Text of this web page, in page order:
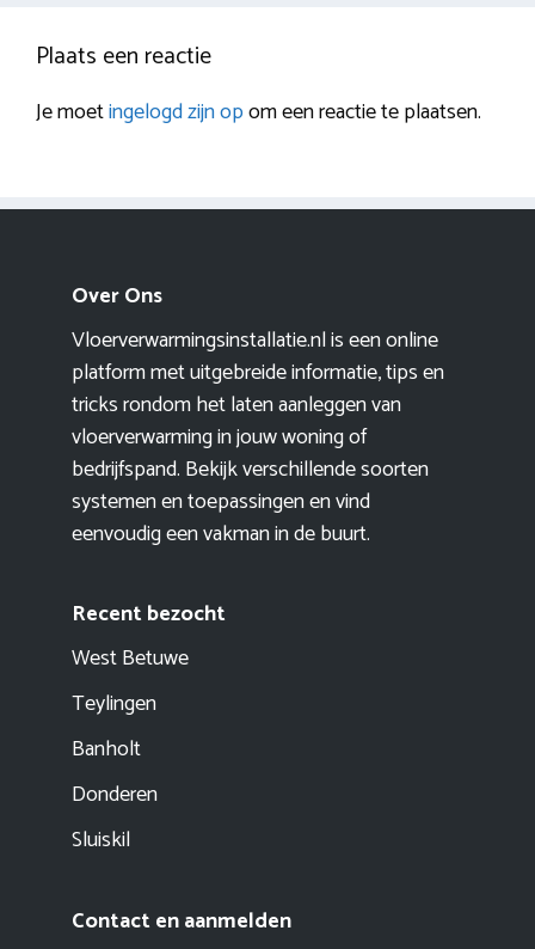
Plaats een reactie
Je moetingelogd zijn opom een reactie te plaatsen.
Over Ons
Vloerverwarmingsinstallatie.nl is een online
platform met uitgebreide informatie, tips en
tricks rondom het laten aanleggen van
vloerverwarming in jouw woning of
bedrijfspand. Bekijk verschillende soorten
systemen en toepassingen en vind
eenvoudig een vakman in de buurt.
Recent bezocht
West Betuwe
Teylingen
Banholt
Donderen
Sluiskil
Contact en aanmelden